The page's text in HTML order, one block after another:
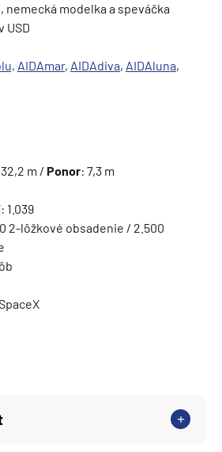
nemecká modelka a speváčka
USD
AIDAmar, AIDAdiva, AIDAluna,
32,2 m / Ponor: 7,3 m
: 1.039
2-lôžkové obsadenie / 2.500